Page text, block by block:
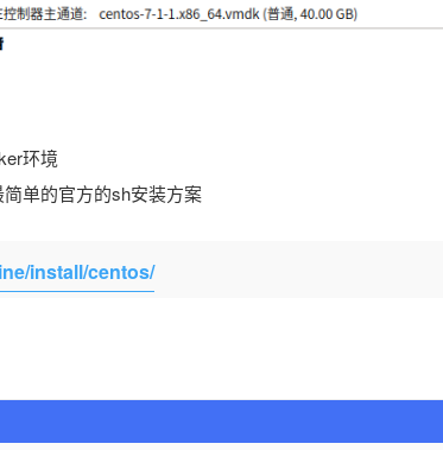
环境
单的官方的sh安装方案
install/centos/